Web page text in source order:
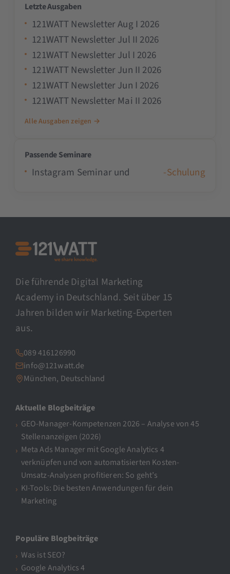
Letzte Ausgaben
121WATT Newsletter Aug I 2026
121WATT Newsletter Jul II 2026
121WATT Newsletter Jul I 2026
121WATT Newsletter Jun II 2026
121WATT Newsletter Jun I 2026
121WATT Newsletter Mai II 2026
Alle Ausgaben zeigen →
Passende Seminare
Instagram Seminar und -Schulung
Die führende Digital Marketing
Academy in Deutschland. Seit über 15
Jahren bilden wir Marketing-Experten
aus.
089 416126990
info@121watt.de
München, Deutschland
Aktuelle Blogbeiträge
GEO-Manager-Kompetenzen 2026 – Analyse von 45
Stellenanzeigen (2026)
Meta Ads Manager mit Google Analytics 4
verknüpfen und von automatisierten Kosten-
Umsatz-Analysen profitieren: So geht’s
KI-Tools: Die besten Anwendungen für dein
Marketing
Populäre Blogbeiträge
Was ist SEO?
Google Analytics 4